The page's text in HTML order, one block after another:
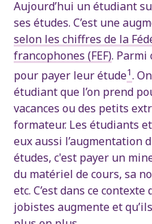
Aujourd’hui un étudiant
ses études. C’est une
selon les chiffres de la
francophones (FEF). Parmi
pour payer leur étude1.
étudiant que l’on prend
vacances ou des petits
formateur. Les étudiants
eux aussi l’augmentation
études, c'est payer un
du matériel de cours, sa
etc. C’est dans ce
jobistes augmente et